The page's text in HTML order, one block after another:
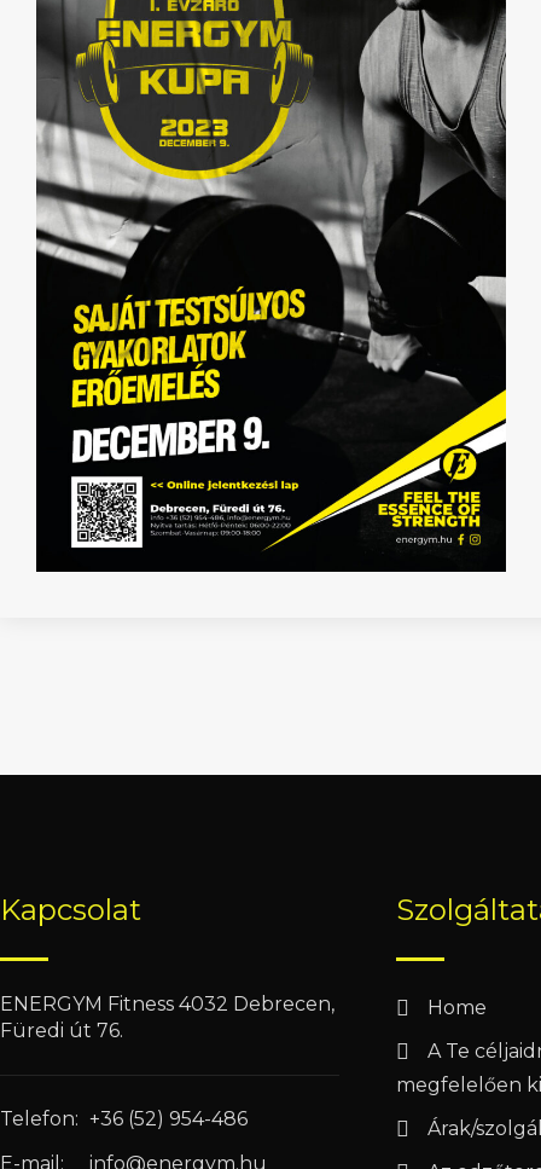
Kapcsolat
ENERGYM Fitness 4032 Debrecen,
Füredi út 76.
Telefon: +36 (52) 954-486
E-mail:
info@energym.hu
Home
A Te
megfelelően
Árak/